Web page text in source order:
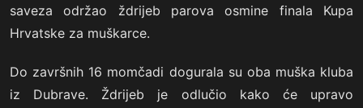
saveza održao ždrijeb parova osmine finala Kupa
Hrvatske za muškarce.
Do završnih 16 momčadi dogurala su oba muška kluba
iz Dubrave. Ždrijeb je odlučio kako će upravo